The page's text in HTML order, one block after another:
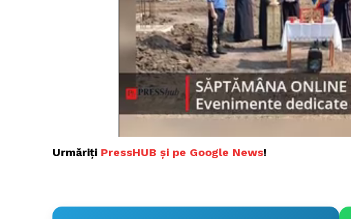
Urmăriți PressHUB și pe Google News!